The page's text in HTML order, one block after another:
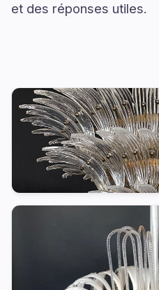
et des réponses utiles.